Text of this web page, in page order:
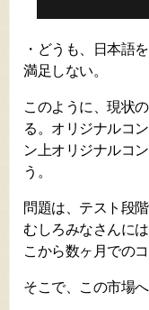
・どうも、日本語
満足しない。
このように、現状
る。オリジナルコ
ン上オリジナルコ
う。
問題は、テスト段
むしろみなさんに
こから数ヶ月での
そこで、この市場